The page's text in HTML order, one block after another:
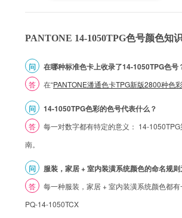
PANTONE 14-1050TPG色号颜色知
问 在哪种标准色卡上收录了14-1050TPG色号
答 在“PANTONE潘通色卡TPG新版2800种色彩
问 14-1050TPG色彩的色号代表什么？
答
每一对数字都有特定的意义： 14-
南。
问 服装，家居 + 室内装潢系统颜色的命名规则
答
每一种服装，家居 + 室内装潢系统颜色都
PQ-14-1050TCX